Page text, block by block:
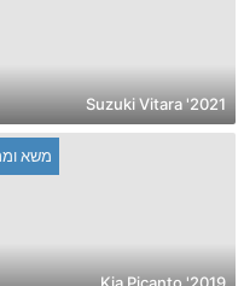
2021' Suzuki Vitara
משא
2019' Kia Picanto